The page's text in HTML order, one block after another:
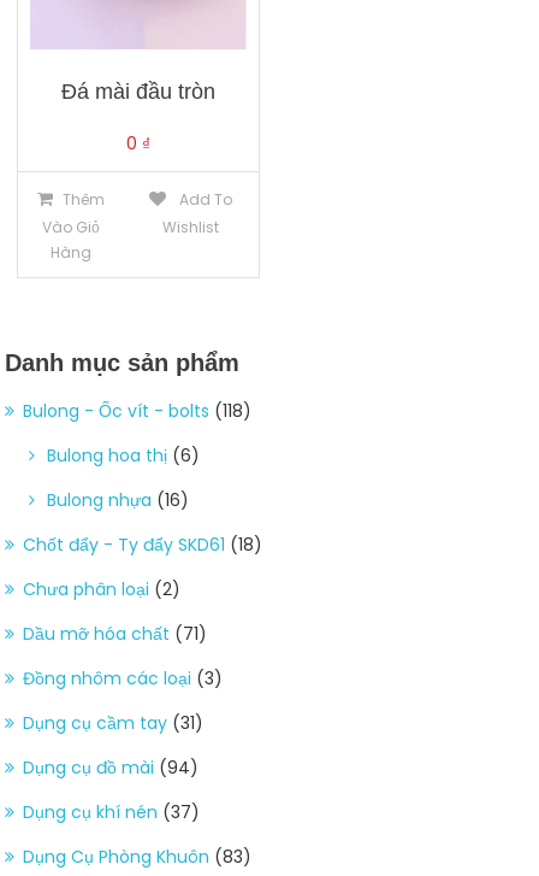
Đá mài đầu tròn
0 ₫
Thêm
Vào Giỏ
Hàng
Add To
Wishlist
Danh mục sản phẩm
Bulong - Ốc vít - bolts (118)
Bulong hoa thị (6)
Bulong nhựa (16)
Chốt đẩy - Ty đẩy SKD61 (18)
Chưa phân loại (2)
Dầu mỡ hóa chất (71)
Đồng nhôm các loại (3)
Dụng cụ cầm tay (31)
Dụng cụ đồ mài (94)
Dụng cụ khí nén (37)
Dụng Cụ Phòng Khuôn (83)